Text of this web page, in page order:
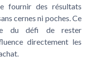
fournir des résultats
cernes ni poches. Ce
du défi de rester
directement les